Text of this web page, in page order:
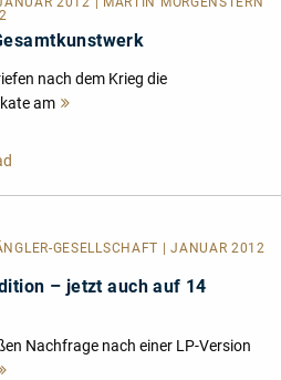
nach dem Krieg die
am
GESELLSCHAFT | JANUAR 2012
– jetzt auch auf 14
Nachfrage nach einer LP-Version